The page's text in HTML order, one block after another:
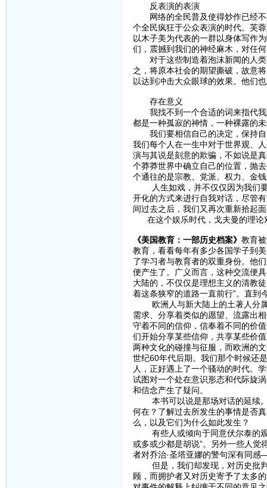
反表演的表演
网络的全民普及使得炒作已经不
个全民疯狂于公众表演的时代。芙
以木子美为代表的一群以身体写作
们，震撼到我们的神经麻木，对任
对于这些制造着泡沫新闻的人类
之，将原本社会的期望撕破，故意
以达到冲击大众眼球的效果。他们
存在意义
我找不到一个合适的词来指代我
都是一种孤寂的神情，一种裸露的
我们要相信自己的决定，保持自
我们每个人在一生中对于世界观、
演与其说是刻意的欺骗，不如说是
个莽莽世界中确立自己的位置，抛
个通往的是宗教、党派、权力、金
人生如戏，并不仅仅因为我们要
开化的方式来进行自我对话，尽管
间过去之后，我们又再次重新拾起
在这个娱乐时代，戈夫曼的理论
《美国教育：一部历史档案》 教育
教育，看看每年有多少各国学子到
了学习者与教育者的双重身份。他
便产生了。广义而言，这种交流便
大陆的，不仅仅是理想主义的清教
着这条狭窄的道路一直前行”。直到
欧洲人与新大陆上的土著人分属
需求、分享着类似的愿望、流露出
守着不同的信仰，信奉着不同的价
们开始分享某些信仰，共享某些价
两种文化的碰撞与征服，而欧洲的
世纪60年代后期。我们那个时候还
人，正好遇上了一个骚动的时代。
试图对一个处在意识形态和代际旋
和信念产生了疑问。
本书可以说是那场对话的延续。
何在？了解过去所发生的事情是否
么，以及它们为什么如此发生？
有些人或倾向于同意伏尔泰的观
或多或少都是胡说”。另外一些人
者对乔治·圣塔亚娜的警句深有同
但是，我们却发现，对历史批判
顾，而拥护者又对历史寄予了太多